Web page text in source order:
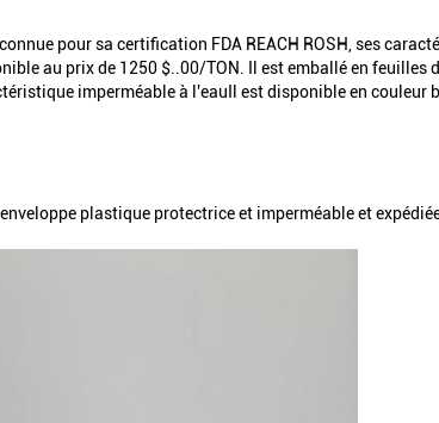
pour sa certification FDA REACH ROSH, ses
au prix de 1250 $..00/TON. Il est emballé en
imperméable à l'eauIl est disponible en
plastique protectrice et imperméable et